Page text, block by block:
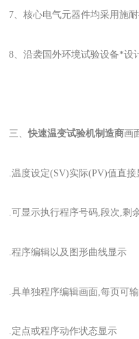
7、核心电气元器件均采用施
8、沿袭国外环境试验设备*设
三、快速温变试验机制造商画
.温度设定(SV)实际(PV)值直接
.可显示执行程序号码,段次,剩
.程序编辑以及图形曲线显示
.具单独程序编辑画面,每页可
.定点或程序动作状态显示